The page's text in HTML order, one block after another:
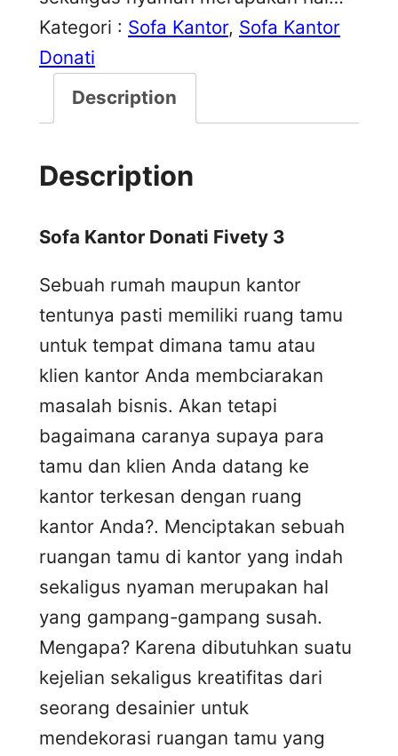
Kategori : Sofa Kantor, Sofa Kantor
Donati
Description
Description
Sofa Kantor Donati Fivety 3
Sebuah rumah maupun kantor
tentunya pasti memiliki ruang tamu
untuk tempat dimana tamu atau
klien kantor Anda membciarakan
masalah bisnis. Akan tetapi
bagaimana caranya supaya para
tamu dan klien Anda datang ke
kantor terkesan dengan ruang
kantor Anda?. Menciptakan sebuah
ruangan tamu di kantor yang indah
sekaligus nyaman merupakan hal
yang gampang-gampang susah.
Mengapa? Karena dibutuhkan suatu
kejelian sekaligus kreatifitas dari
seorang desainier untuk
mendekorasi ruangan tamu yang